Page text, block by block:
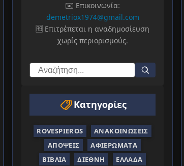
✉️ Επικοινωνία:
demetriox1974@gmail.com
🆓 Επιτρέπεται η αναδημοσίευση
χωρίς περιορισμούς.
Κατηγορίες
ROVESPIEROS
ΑΝΑΚΟΙΝΏΣΕΙΣ
ΑΠΌΨΕΙΣ
ΑΦΙΕΡΏΜΑΤΑ
ΒΙΒΛΊΑ
ΔΙΕΘΝΉ ΕΛΛΆΔΑ